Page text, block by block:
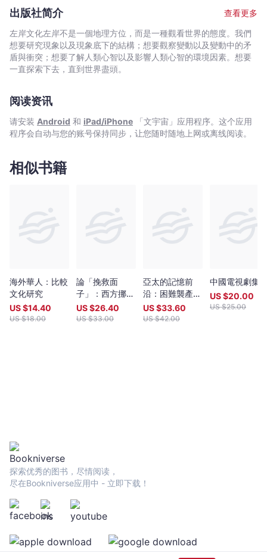
芭
拉‧
艾
倫
克
文
宇
｜
正向思考擁護成新興宗教，熱切的信徒都在自我審查，強迫自己排
除負面的念頭。 「正向思考不好嗎？」 正向思考最根本的問題就
是，若「正向思考」是對的，若情況真的在改善，若世人真的越來
越快樂富足，那何必大力宣揚鼓吹，還得費心在腦子裡反覆練習？
很顯然地，我們並沒有完全相信情況會自動好轉，學習正向思考只
是要強加信念，讓人能面對與正向想法完全矛盾的情況。 本書從作
實：你相信吃下去的東西會令你發胖，你才會胖；卡內基訓練要讀
假裝熱情亢奮來接待顧客，耗盡她們的真實情緒。 另一方面，她帶
領讀者一窺暢銷勵志書在美國的原生脈絡：知識階級了解全球化的
研究之外，於是遭到現代的巫術籠罩：《積極思考的力量》,《秘
密》,《不抱怨的世界》,《有錢人想的和你不一樣》,《追求卓越》,
出版社简介
查看更多
左岸文化左岸不是一個地理方位，而是一種觀看世界的態度。我們
想要研究現象以及現象底下的結構；想要觀察變動以及變動中的矛
盾與衝突；想要了解人類心智以及影響人類心智的環境因素。想要
一直探索下去，直到世界盡頭。
阅读资讯
请安装 Android 和 iPad/iPhone 「文宇宙」应用程序。这个应用
程序会自动与您的账号保持同步，让您随时随地上网或离线阅读。
相似书籍
海外華人：比較
文化研究
US $14.40
US $18.00
論「挽救面
子」：西方挪用
簡史
US $26.40
US $33.00
亞太的記憶前
沿：困難襲產與
後殖民國族主義
的跨國政治
US $33.60
US $42.00
中國電視劇集
US $20.00
US $25.00
探索优秀的图书，尽情阅读，
尽在Bookniverse应用中 - 立即下载！